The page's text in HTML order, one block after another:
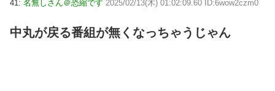
41: 名無しさん＠恐縮です 2025/02/13(木) 01:02:09.60 ID:6wow2czm0
中丸が戻る番組が無くなっちゃうじゃん